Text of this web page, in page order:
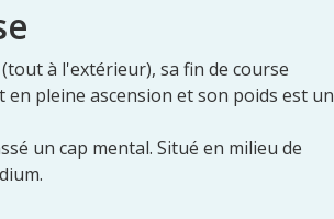
à l'extérieur), sa fin de course
pleine ascension et son poids est un
un cap mental. Situé en milieu de